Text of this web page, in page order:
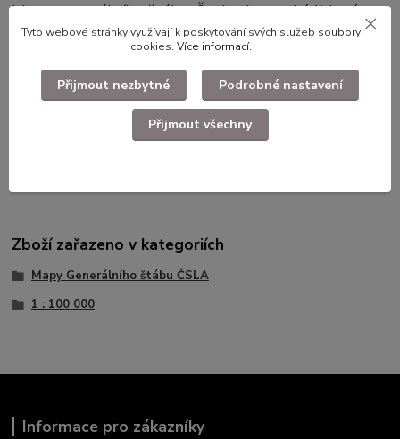
Mapa generálního štábu Československé lidové
armády 1 : 100 000 list M-33-44.
Zboží zařazeno v kategoriích
Mapy Generálního štábu ČSLA
1 : 100 000
Informace pro zákazníky
Tyto webové stránky využívají k poskytování svých služeb soubory
cookies. Více informací.
Přijmout nezbytné Podrobné nastavení
Přijmout všechny